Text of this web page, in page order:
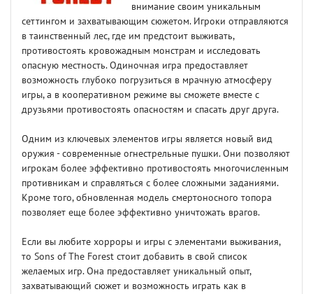
внимание своим уникальным
сеттингом и захватывающим сюжетом. Игроки отправляются
в таинственный лес, где им предстоит выживать,
противостоять кровожадным монстрам и исследовать
опасную местность. Одиночная игра предоставляет
возможность глубоко погрузиться в мрачную атмосферу
игры, а в кооперативном режиме вы сможете вместе с
друзьями противостоять опасностям и спасать друг друга.
Одним из ключевых элементов игры является новый вид
оружия - современные огнестрельные пушки. Они позволяют
игрокам более эффективно противостоять многочисленным
противникам и справляться с более сложными заданиями.
Кроме того, обновленная модель смертоносного топора
позволяет еще более эффективно уничтожать врагов.
Если вы любите хорроры и игры с элементами выживания,
то Sons of The Forest стоит добавить в свой список
желаемых игр. Она предоставляет уникальный опыт,
захватывающий сюжет и возможность играть как в